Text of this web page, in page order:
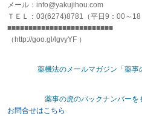
メール：info@yakujihou.com
ＴＥＬ：03(6274)8781（平日9：00～18
■■■■■■■■■■■■■■■■■■■■■■■■■
（http://goo.gl/lgvyYF ）
薬機法のメールマガジン「薬事
薬事の虎のバックナンバーを
お問合せはこちら